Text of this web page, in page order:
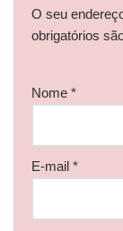
O seu
obrigatórios
Nome *
E-mail *